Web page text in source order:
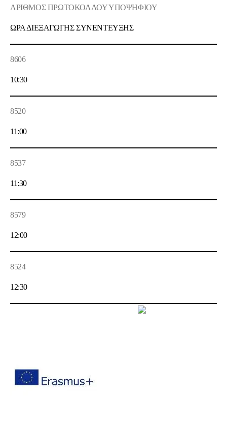
ΑΡΙΘΜΟΣ ΠΡΩΤΟΚΟΛΛΟΥ ΥΠΟΨΗΦΙΟΥ
ΩΡΑ ΔΙΕΞΑΓΩΓΗΣ ΣΥΝΕΝΤΕΥΞΗΣ
8606
10:30
8520
11:00
8537
11:30
8579
12:00
8524
12:30